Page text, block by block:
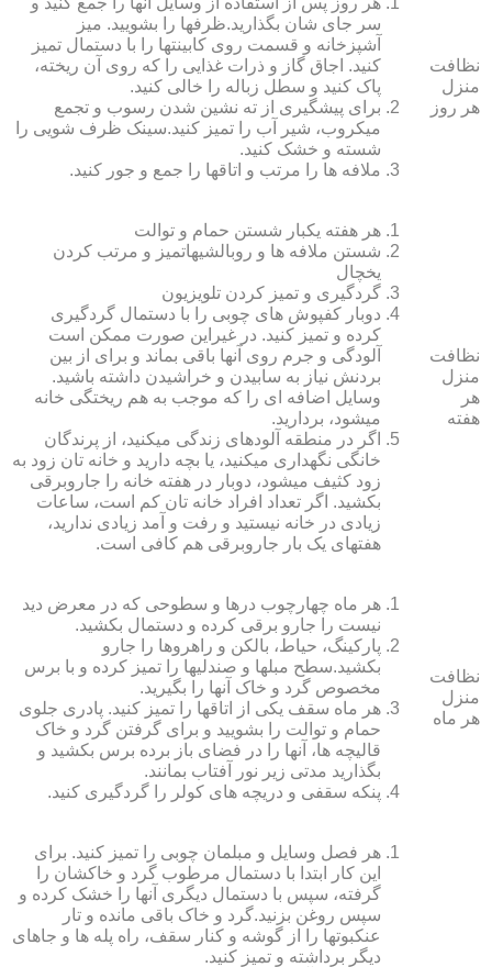
نظافت
منزل
هر روز
سر جای شان بگذارید.ظرف‏ها را بشویید. میز
آشپزخانه و قسمت روی کابینت‏ها را با دستمال تمیز
کنید. اجاق گاز و ذرات غذایی را که روی آن ریخته،
پاک کنید و سطل زباله را خالی کنید.
برای پیشگیری از ته نشین شدن رسوب و تجمع
میکروب، شیر آب را تمیز کنید.سینک ظرف شویی را
شسته و خشک کنید.
ملافه‏ ها را مرتب و اتاق‏ها را جمع و جور کنید.
نظافت
منزل
هر
هفته
هر هفته یکبار شستن حمام و توالت
شستن ملافه‏ ها و روبالشی‎هاتمیز و مرتب کردن
یخچال
گردگیری و تمیز کردن تلویزیون
دوبار کفپوش‏ های چوبی را با دستمال گردگیری
کرده و تمیز کنید. در غیراین صورت ممکن است
آلودگی و جرم روی آنها باقی بماند و برای از بین
بردنش نیاز به سابیدن و خراشیدن داشته باشید.
وسایل اضافه ای را که موجب به هم ریختگی خانه
می‏شود، بردارید.
اگر در منطقه آلوده‏ای زندگی می‏کنید، از پرندگان
خانگی نگهداری می‏کنید، یا بچه دارید و خانه‏ تان زود به
زود کثیف می‏شود، دوبار در هفته خانه را جاروبرقی
بکشید. اگر تعداد افراد خانه ‏تان کم است، ساعات
زیادی در خانه نیستید و رفت و آمد زیادی ندارید،
هفته‏ای یک بار جاروبرقی هم کافی است.
نظافت
منزل
هر ماه
هر ماه چهارچوب درها و سطوحی که در معرض دید
نیست را جارو برقی کرده و دستمال بکشید.
پارکینگ، حیاط، بالکن و راهروها را جارو
بکشید.سطح مبل‏ها و صندلی‏ها را تمیز کرده و با برس
مخصوص گرد و خاک آنها را بگیرید.
هر ماه سقف یکی از اتاق‏ها را تمیز کنید. پادری جلوی
حمام و توالت را بشویید و برای گرفتن گرد و خاک
قالیچه‏ ها، آنها را در فضای باز برده برس بکشید و
بگذارید مدتی زیر نور آفتاب بمانند.
پنکه سقفی و دریچه‏ های کولر را گردگیری کنید.
هر فصل وسایل و مبلمان چوبی را تمیز کنید. برای
این کار ابتدا با دستمال مرطوب گرد و خاک‏شان را
گرفته، سپس با دستمال دیگری آنها را خشک کرده و
سپس روغن بزنید.گرد و خاک باقی مانده و تار
عنکبوت‏ها را از گوشه و کنار سقف، راه پله‏ ها و جاهای
دیگر برداشته و تمیز کنید.